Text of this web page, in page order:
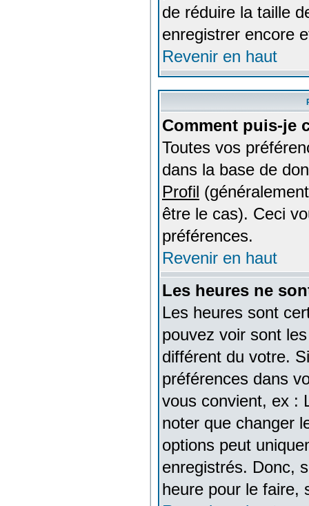
de réduire la taille
enregistrer encore
Revenir en haut
Comment puis-je
Toutes vos
dans la base de
Profil
être le cas). Ceci
préférences.
Revenir en haut
Les heures ne
Les heures sont
pouvez voir sont
différent du votre.
préférences dans
vous convient, ex :
noter que changer
options peut
enregistrés. Donc,
heure pour le faire,